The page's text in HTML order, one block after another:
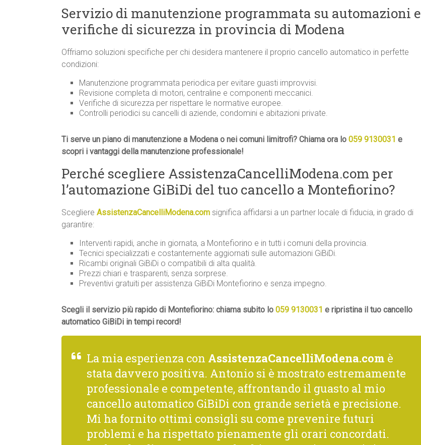
Servizio di manutenzione programmata su automazioni e
verifiche di sicurezza in provincia di Modena
Offriamo soluzioni specifiche per chi desidera mantenere il proprio cancello automatico in perfette
condizioni:
Manutenzione programmata periodica per evitare guasti improvvisi.
Revisione completa di motori, centraline e componenti meccanici.
Verifiche di sicurezza per rispettare le normative europee.
Controlli periodici su cancelli di aziende, condomini e abitazioni private.
Ti serve un piano di manutenzione a Modena o nei comuni limitrofi? Chiama ora lo 059 9130031 e
scopri i vantaggi della manutenzione professionale!
Perché scegliere AssistenzaCancelliModena.com per
l’automazione GiBiDi del tuo cancello a Montefiorino?
Scegliere AssistenzaCancelliModena.com significa affidarsi a un partner locale di fiducia, in grado di
garantire:
Interventi rapidi, anche in giornata, a Montefiorino e in tutti i comuni della provincia.
Tecnici specializzati e costantemente aggiornati sulle automazioni GiBiDi.
Ricambi originali GiBiDi o compatibili di alta qualità.
Prezzi chiari e trasparenti, senza sorprese.
Preventivi gratuiti per assistenza GiBiDi Montefiorino e senza impegno.
Scegli il servizio più rapido di Montefiorino: chiama subito lo 059 9130031 e ripristina il tuo cancello
automatico GiBiDi in tempi record!
La mia esperienza con AssistenzaCancelliModena.com è
stata davvero positiva. Antonio si è mostrato estremamente
professionale e competente, affrontando il guasto al mio
cancello automatico GiBiDi con grande serietà e precisione.
Mi ha fornito ottimi consigli su come prevenire futuri
problemi e ha rispettato pienamente gli orari concordati.